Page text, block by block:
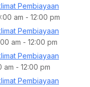
Pembiayaan
am - 12:00 pm
Pembiayaan
am - 12:00 pm
Pembiayaan
am - 12:00 pm
Pembiayaan